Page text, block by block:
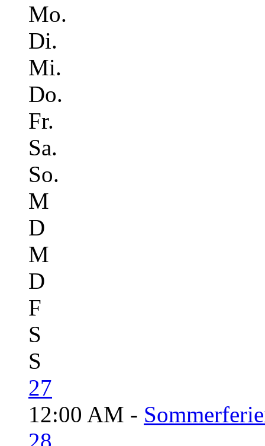
Mo.
Di.
Mi.
Do.
Fr.
Sa.
So.
M
D
M
D
F
S
S
27
12:00 AM -
28